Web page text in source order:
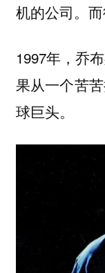
机的公司。
1997年，乔
果从一个苦
球巨头。